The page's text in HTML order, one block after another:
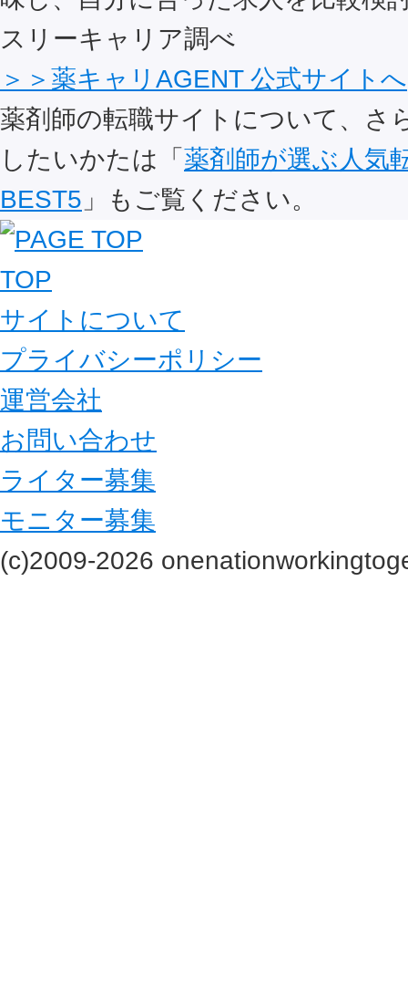
スリーキャリア調べ
＞＞薬キャリAGENT 公式サイトへ
薬剤師の転職サイトについて、さ
したいかたは「 薬剤師が選ぶ人気
BEST5 」もご覧ください。
TOP
サイトについて
プライバシーポリシー
運営会社
お問い合わせ
ライター募集
モニター募集
(c)2009-2026